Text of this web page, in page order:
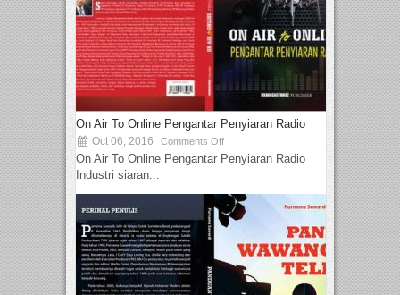
On Air To Online Pengantar Penyiaran Radio
Oct 06, 2016 Comments Off
On Air To Online Pengantar Penyiaran Radio
Industri siaran...